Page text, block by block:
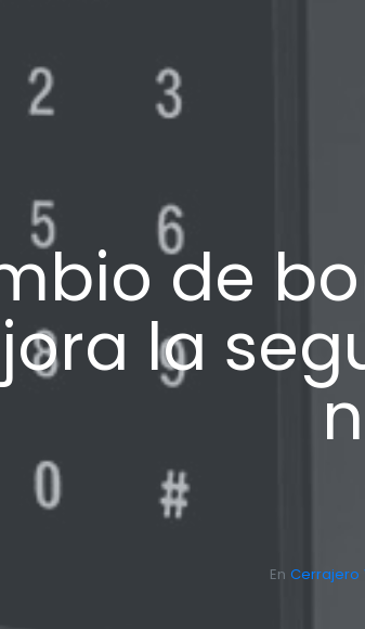
de
la
En Cerrajero